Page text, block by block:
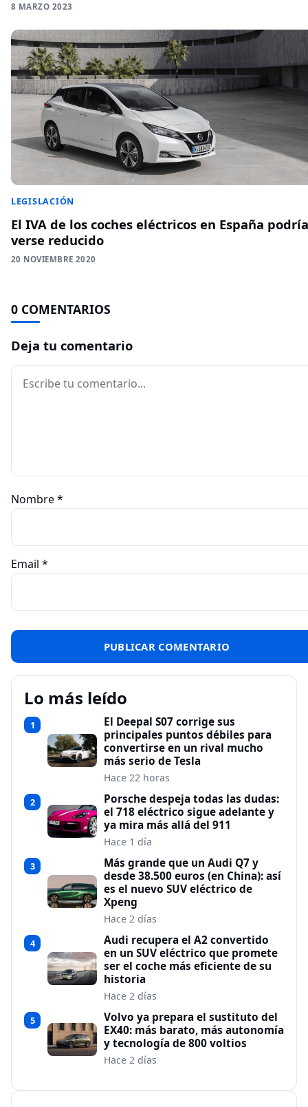
8 MARZO 2023
LEGISLACIÓN
El IVA de los coches eléctricos en España podría
verse reducido
20 NOVIEMBRE 2020
0 COMENTARIOS
Deja tu comentario
Comentario
Nombre*
Email *
Lo más leído
1
El Deepal S07 corrige sus
principales puntos débiles para
convertirse en un rival mucho
más serio de Tesla
Hace 22 horas
2
Porsche despeja todas las dudas:
el 718 eléctrico sigue adelante y
ya mira más allá del 911
Hace 1 día
3
Más grande que un Audi Q7 y
desde 38.500 euros (en China): así
es el nuevo SUV eléctrico de
Xpeng
Hace 2 días
4
Audi recupera el A2 convertido
en un SUV eléctrico que promete
ser el coche más eficiente de su
historia
Hace 2 días
5
Volvo ya prepara el sustituto del
EX40: más barato, más autonomía
y tecnología de 800 voltios
Hace 2 días